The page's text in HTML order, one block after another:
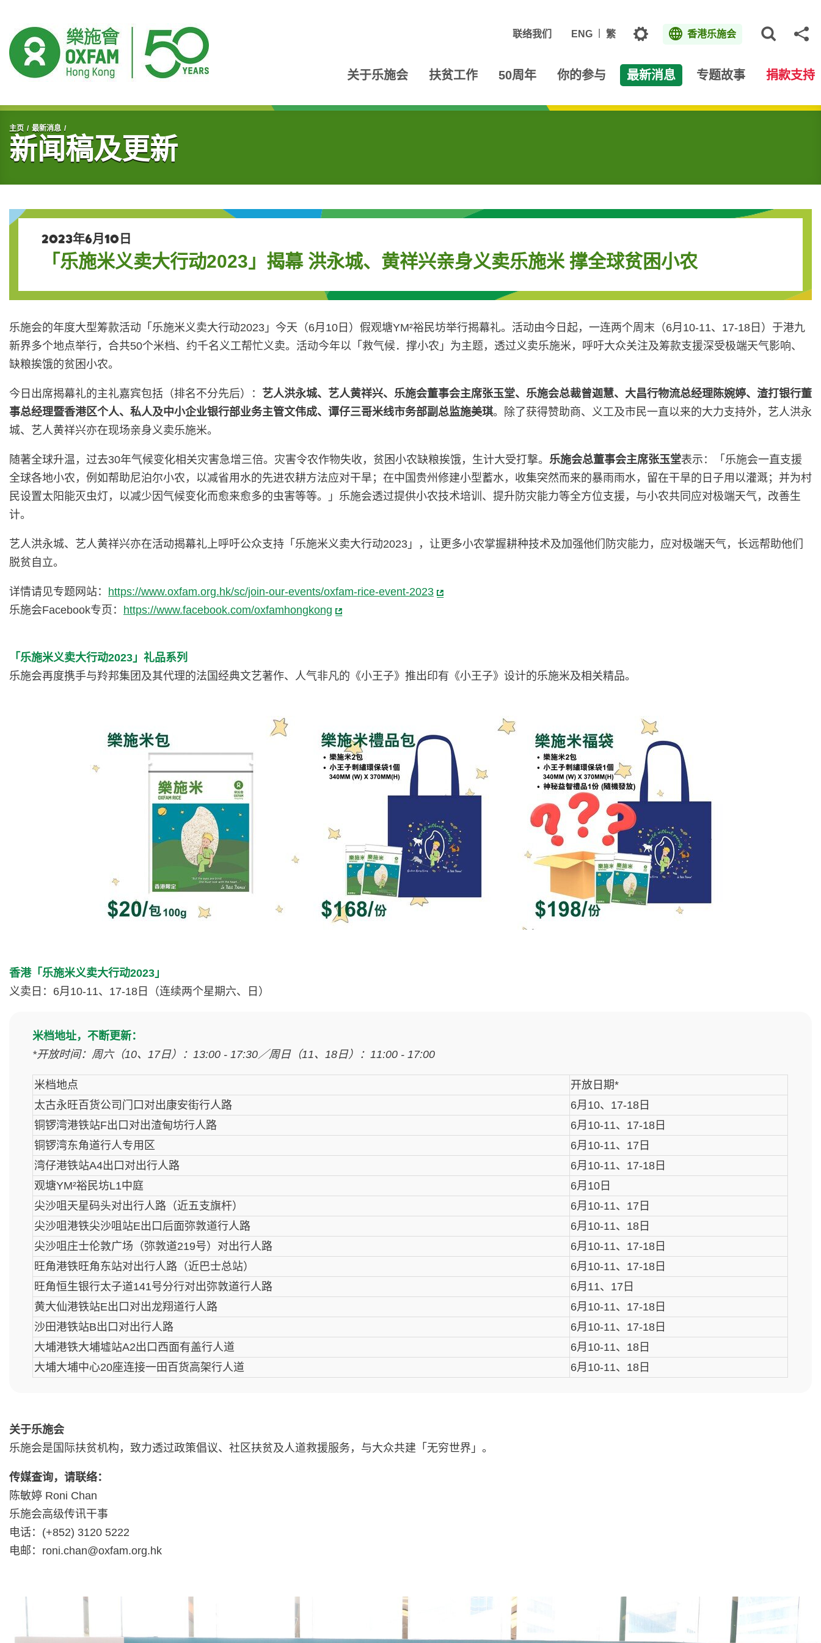
联络我们 ENG 繁 主题 香港乐施会
关于乐施会 扶贫工作 50周年 你的参与 最新消息 专题故事 捐款支持
开始主要内容
主页 最新消息
新闻稿及更新
2023年6月10日
「乐施米义卖大行动2023」揭幕 洪永城、黄祥兴亲身义卖乐施米 撑全球贫困小农
乐施会的年度大型筹款活动「乐施米义卖大行动2023」今天（6月10日）假观塘YM²裕民坊举行揭幕礼。活动由今日起，一连两个周末（6月10-11、17-18日）于港九
新界多个地点举行，合共50个米档、约千名义工帮忙义卖。活动今年以「救气候．撑小农」为主题，透过义卖乐施米，呼吁大众关注及筹款支援深受极端天气影响、
缺粮挨饿的贫困小农。
今日出席揭幕礼的主礼嘉宾包括（排名不分先后）： 艺人洪永城、艺人黄祥兴、乐施会董事会主席张玉堂、乐施会总裁曾迦慧、大昌行物流总经理陈婉婷、渣打银行董
事总经理暨香港区个人、私人及中小企业银行部业务主管文伟成、谭仔三哥米线市务部副总监施美琪。除了获得赞助商、义工及市民一直以来的大力支持外，艺人洪永
城、艺人黄祥兴亦在现场亲身义卖乐施米。
随著全球升温，过去30年气候变化相关灾害急增三倍。灾害令农作物失收，贫困小农缺粮挨饿，生计大受打撃。 乐施会总董事会主席张玉堂表示：「乐施会一直支援
全球各地小农，例如帮助尼泊尔小农，以减省用水的先进农耕方法应对干旱；在中国贵州修建小型蓄水，收集突然而来的暴雨雨水，留在干旱的日子用以灌溉；并为村
民设置太阳能灭虫灯，以减少因气候变化而愈来愈多的虫害等等。」乐施会透过提供小农技术培训、提升防灾能力等全方位支援，与小农共同应对极端天气，改善生
计。
艺人洪永城、艺人黄祥兴亦在活动揭幕礼上呼吁公众支持「乐施米义卖大行动2023」，让更多小农掌握耕种技术及加强他们防灾能力，应对极端天气，长远帮助他们
脱贫自立。
详情请见专题网站： https://www.oxfam.org.hk/sc/join-our-events/oxfam-rice-event-2023
乐施会Facebook专页： https://www.facebook.com/oxfamhongkong
「乐施米义卖大行动2023」礼品系列
乐施会再度携手与羚邦集团及其代理的法国经典文艺著作、人气非凡的《小王子》推出印有《小王子》设计的乐施米及相关精品。
香港「乐施米义卖大行动2023」
义卖日：6月10-11、17-18日（连续两个星期六、日）
米档地址，不断更新：
*开放时间：周六（10、17日）：13:00 - 17:30／周日（11、18日）：11:00 - 17:00
米档地点
开放日期*
太古永旺百货公司门口对出康安街行人路
6月10、17-18日
铜锣湾港铁站F出口对出渣甸坊行人路
6月10-11、17-18日
铜锣湾东角道行人专用区
6月10-11、17日
湾仔港铁站A4出口对出行人路
6月10-11、17-18日
观塘YM²裕民坊L1中庭
6月10日
尖沙咀天星码头对出行人路（近五支旗杆）
6月10-11、17日
尖沙咀港铁尖沙咀站E出口后面弥敦道行人路
6月10-11、18日
尖沙咀庄士伦敦广场（弥敦道219号）对出行人路
6月10-11、17-18日
旺角港铁旺角东站对出行人路（近巴士总站）
6月10-11、17-18日
旺角恒生银行太子道141号分行对出弥敦道行人路
6月11、17日
黄大仙港铁站E出口对出龙翔道行人路
6月10-11、17-18日
沙田港铁站B出口对出行人路
6月10-11、17-18日
大埔港铁大埔墟站A2出口西面有盖行人道
6月10-11、18日
大埔大埔中心20座连接一田百货高架行人道
6月10-11、18日
关于乐施会
乐施会是国际扶贫机构，致力透过政策倡议、社区扶贫及人道救援服务，与大众共建「无穷世界」。
传媒查询，请联络：
陈敏婷 Roni Chan
乐施会高级传讯干事
电话：(+852) 3120 5222
电邮： roni.chan@oxfam.org.hk